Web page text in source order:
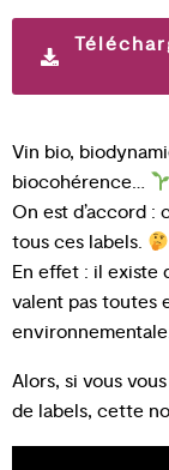
Vin bio,
biocohérence…
On est d’accord :
tous ces labels.
En effet : il existe
valent pas toutes
Alors, si vous
de labels, cette